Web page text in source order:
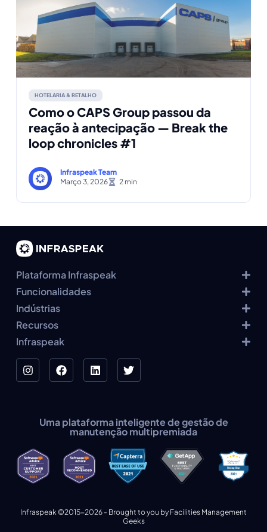
HOTELARIA & RETALHO
Como o CAPS Group passou da
reação à antecipação — Break the
loop chronicles #1
Infraspeak Team
Março 3, 2026
Plataforma Infraspeak
Funcionalidades
Indústrias
Recursos
Infraspeak
Uma plataforma inteligente de gestão de
manutenção multipremiada
Infraspeak ©2015-2026 - Brought to you by Facilities Management
Geeks